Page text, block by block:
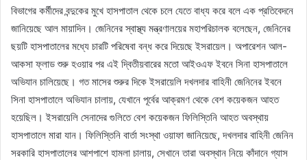
বিভাগের কর্মীদের বন্দুকের মুখে হাসপাতাল থেকে চলে যেতে বাধ্য করে বলে এক প্রতিবেদনে
জানিয়েছে আল মায়াদিন। জেনিনের স্বাস্থ্য মন্ত্রণালয়ের মহাপরিচালক বলেছেন, জেনিনের
ছয়টি হাসপাতালের মধ্যে চারটি পরিষেবা বন্ধ করে দিয়েছে ইসরায়েল। অপারেশন আল-
আকসা ফ্লাড শুরু হওয়ার পর এই দ্বিতীয়বারের মতো আইওএফ ইবনে সিনা হাসপাতালে
অভিযান চালিয়েছে। গত মাসের শুরুর দিকে ইসরায়েলি দখলদার বাহিনী জেনিনের ইবনে
সিনা হাসপাতালে অভিযান চালায়, যেখানে পূর্বের আক্রমণ থেকে বেশ কয়েকজন আহত
হয়েছিল। ইসরায়েলি সেনাদের গুলিতে বেশ কয়েকজন ফিলিস্তিনি আহত অবস্থায়
হাসপাতালে মারা যান। ফিলিস্তিনি বার্তা সংস্থা ওয়াফা জানিয়েছে, দখলদার বাহিনী জেনিন
সরকারি হাসপাতালের আশপাশে হামলা চালায়, সেখানে তারা অবস্থান নিয়ে কাঁদানে গ্যাস